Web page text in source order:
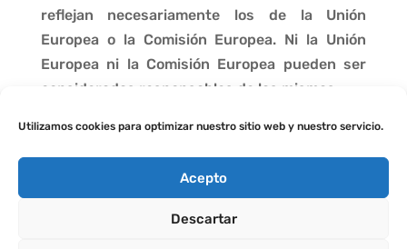
Utilizamos cookies para optimizar nuestro sitio web y nuestro servicio.
Acepto
Descartar
reflejan necesariamente los de la Unión
Europea o la Comisión Europea. Ni la Unión
Europea ni la Comisión Europea pueden ser
consideradas responsables de las mismas.